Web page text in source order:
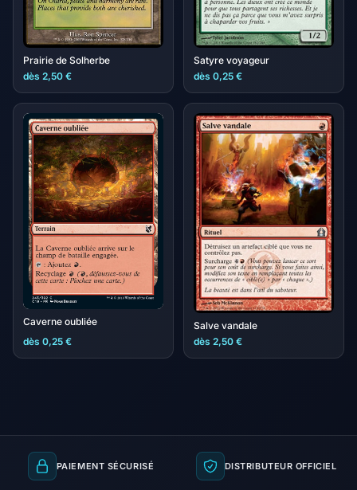
Prairie de Solherbe
dès 2,50 €
Satyre voyageur
dès 0,25 €
Caverne oubliée
dès 0,25 €
Salve vandale
dès 2,50 €
PAIEMENT SÉCURISÉ DISTRIBUTEUR OFFICIEL